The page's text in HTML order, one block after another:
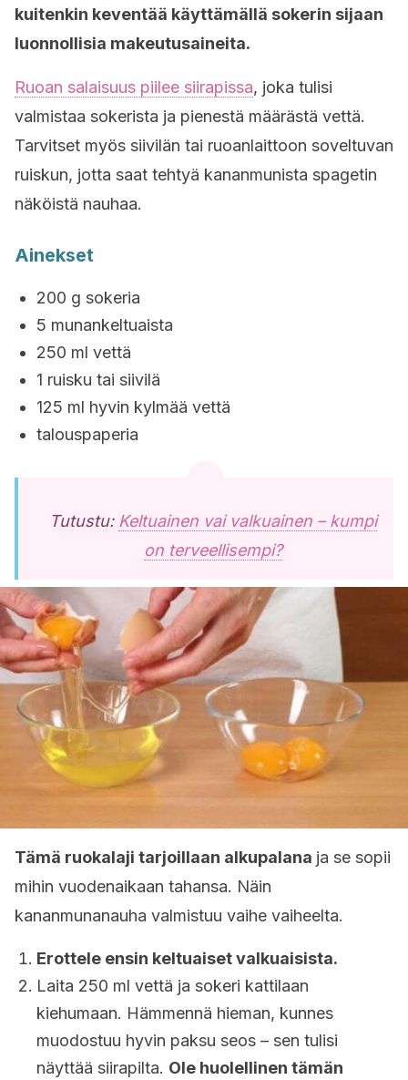
kuitenkin keventää käyttämällä sokerin sijaan
luonnollisia makeutusaineita.
Ruoan salaisuus piilee siirapissa, joka tulisi
valmistaa sokerista ja pienestä määrästä vettä.
Tarvitset myös siivilän tai ruoanlaittoon soveltuvan
ruiskun, jotta saat tehtyä kananmunista spagetin
näköistä nauhaa.
Ainekset
200 g sokeria
5 munankeltuaista
250 ml vettä
1 ruisku tai siivilä
125 ml hyvin kylmää vettä
talouspaperia
Tutustu: Keltuainen vai valkuainen – kumpi
on terveellisempi?
Tämä ruokalaji tarjoillaan alkupalana ja se sopii
mihin vuodenaikaan tahansa. Näin
kananmunanauha valmistuu vaihe vaiheelta.
Erottele ensin keltuaiset valkuaisista.
Laita 250 ml vettä ja sokeri kattilaan
kiehumaan. Hämmennä hieman, kunnes
muodostuu hyvin paksu seos – sen tulisi
näyttää siirapilta. Ole huolellinen tämän